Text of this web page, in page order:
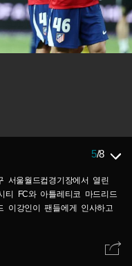
5/8
서울월드컵경기장에서 열린
티 FC와 아틀레티코 마드리드
이강인이 팬들에게 인사하고